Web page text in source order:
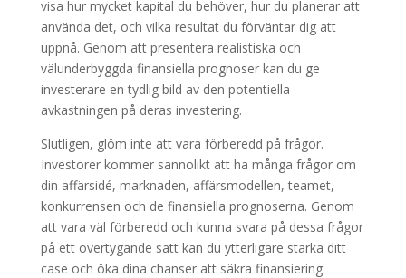
visa hur mycket kapital du behöver, hur du planerar att
använda det, och vilka resultat du förväntar dig att
uppnå. Genom att presentera realistiska och
välunderbyggda finansiella prognoser kan du ge
investerare en tydlig bild av den potentiella
avkastningen på deras investering.
Slutligen, glöm inte att vara förberedd på frågor.
Investorer kommer sannolikt att ha många frågor om
din affärsidé, marknaden, affärsmodellen, teamet,
konkurrensen och de finansiella prognoserna. Genom
att vara väl förberedd och kunna svara på dessa frågor
på ett övertygande sätt kan du ytterligare stärka ditt
case och öka dina chanser att säkra finansiering.